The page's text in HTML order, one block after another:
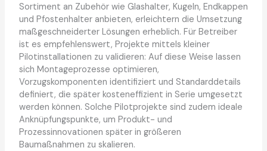
Sortiment an Zubehör wie Glashalter, Kugeln, Endkappen
und Pfostenhalter anbieten, erleichtern die Umsetzung
maßgeschneiderter Lösungen erheblich. Für Betreiber
ist es empfehlenswert, Projekte mittels kleiner
Pilotinstallationen zu validieren: Auf diese Weise lassen
sich Montageprozesse optimieren,
Vorzugskomponenten identifiziert und Standarddetails
definiert, die später kosteneffizient in Serie umgesetzt
werden können. Solche Pilotprojekte sind zudem ideale
Anknüpfungspunkte, um Produkt- und
Prozessinnovationen später in größeren
Baumaßnahmen zu skalieren.